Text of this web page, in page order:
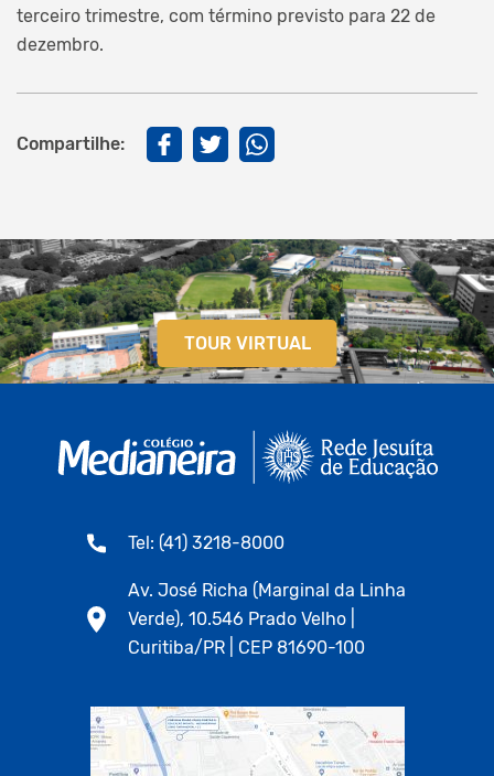
terceiro trimestre, com término previsto para 22 de
dezembro.
Compartilhe:
TOUR VIRTUAL
Tel: (41) 3218-8000
Av. José Richa (Marginal da Linha
Verde), 10.546 Prado Velho |
Curitiba/PR | CEP 81690-100